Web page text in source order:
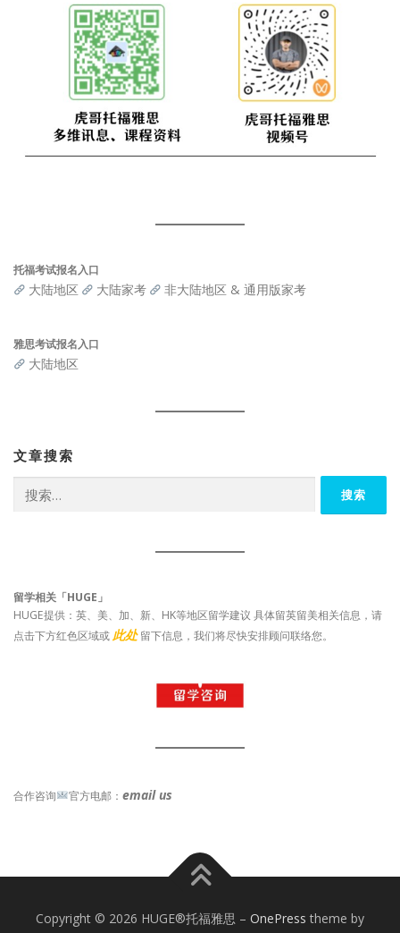
托福考试报名入口
大陆地区 大陆家考 非大陆地区 & 通用版家考
雅思考试报名入口
大陆地区
文章搜索
索：
留学相关「HUGE」
HUGE提供：英、美、加、新、HK等地区留学建议 具体留英留美相关信息，请
点击下方红色区域或 此处 留下信息，我们将尽快安排顾问联络您。
合作咨询 官方电邮： email us
Copyright © 2026 HUGE®托福雅思 – OnePress theme by